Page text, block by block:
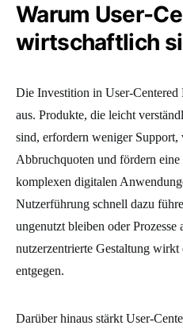
Warum User-
wirtschaftlich
Die Investition in User-
aus. Produkte, die leicht
sind, erfordern weniger Support,
Abbruchquoten und fördern
komplexen digitalen
Nutzerführung schnell dazu
ungenutzt bleiben oder
nutzerzentrierte Gestaltung wirkt
entgegen.
Darüber hinaus stärkt User-